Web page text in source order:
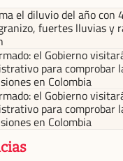
el diluvio del año con
fuertes lluvias y
el Gobierno
para comprobar
en Colombia
el Gobierno
para comprobar
en Colombia